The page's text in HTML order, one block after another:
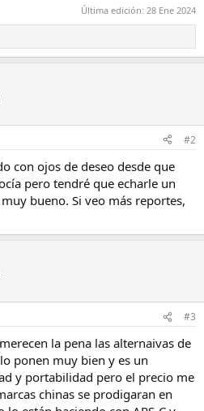
Última edición: 28 Ene 2024
#2
con ojos de deseo desde que
pero tendré que echarle un
bueno. Si veo más reportes,
#3
la pena las alternaivas de
ponen muy bien y es un
y portabilidad pero el precio me
chinas se prodigaran en